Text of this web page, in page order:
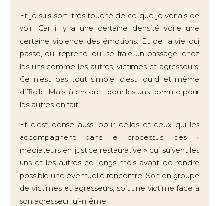
Et je suis sorti très touché de ce que je venais de
voir. Car il y a une certaine densité voire une
certaine violence des émotions. Et de la vie qui
passe, qui reprend, qui se fraie un passage, chez
les uns comme les autres, victimes et agresseurs.
Ce n'est pas tout simple, c'est lourd et même
difficile. Mais là encore : pour les uns comme pour
les autres en fait.
Et c'est dense aussi pour celles et ceux qui les
accompagnent dans le processus, ces «
médiateurs en justice restaurative » qui suivent les
uns et les autres de longs mois avant de rendre
possible une éventuelle rencontre. Soit en groupe
de victimes et agresseurs, soit une victime face à
son agresseur lui-même.